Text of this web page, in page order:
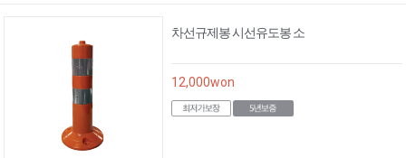
차선규제봉 시선유도봉 소
12,000won